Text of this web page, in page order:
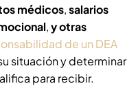
médicos,salarios
,y otras
de un DEA
situación y determinar
para recibir.